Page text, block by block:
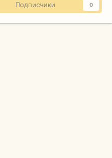
Подписчики 0